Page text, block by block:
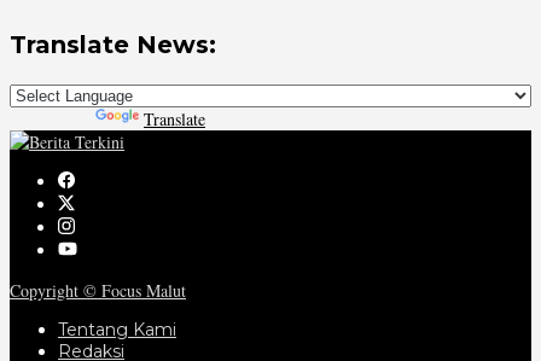
Translate News:
Translate
Copyright © Focus Malut
Tentang Kami
Redaksi